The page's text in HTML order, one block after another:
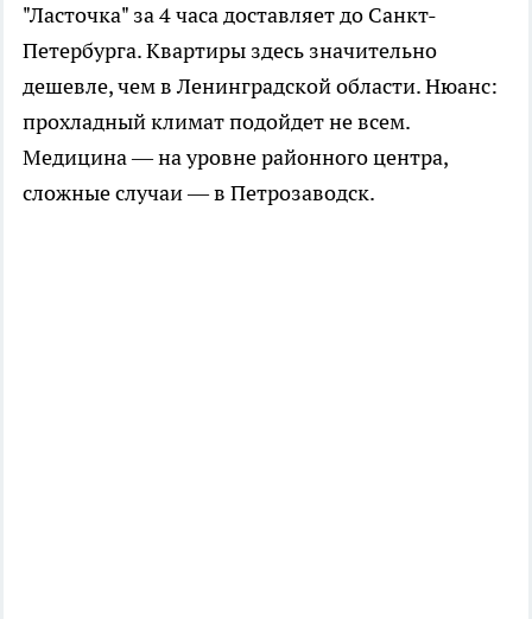
"Ласточка" за 4 часа доставляет до Санкт-
Петербурга. Квартиры здесь значительно
дешевле, чем в Ленинградской области. Нюанс:
прохладный климат подойдет не всем.
Медицина — на уровне районного центра,
сложные случаи — в Петрозаводск.